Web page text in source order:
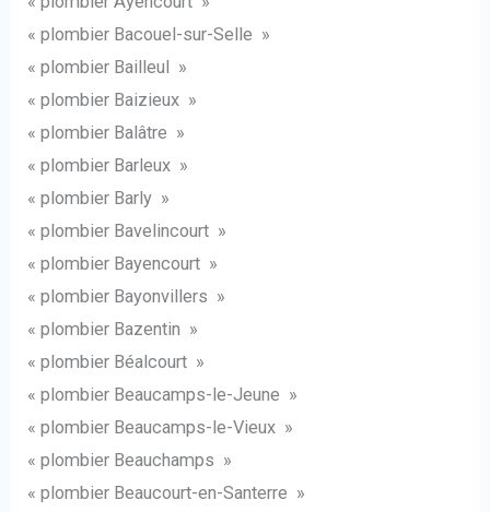
« plombier Bacouel-sur-Selle »
« plombier Bailleul »
« plombier Baizieux »
« plombier Balâtre »
« plombier Barleux »
« plombier Barly »
« plombier Bavelincourt »
« plombier Bayencourt »
« plombier Bayonvillers »
« plombier Bazentin »
« plombier Béalcourt »
« plombier Beaucamps-le-Jeune »
« plombier Beaucamps-le-Vieux »
« plombier Beauchamps »
« plombier Beaucourt-en-Santerre »